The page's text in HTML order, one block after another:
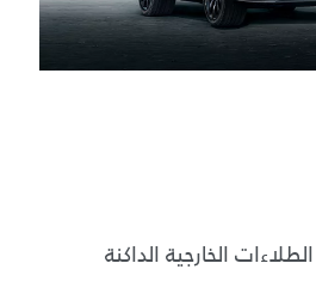
الخارجية الداكنة